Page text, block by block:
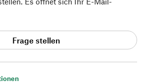
Frage stellen